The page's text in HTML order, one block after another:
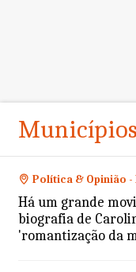
Municípios
Política & Opinião -
Há um grande
biografia de
'romantização da